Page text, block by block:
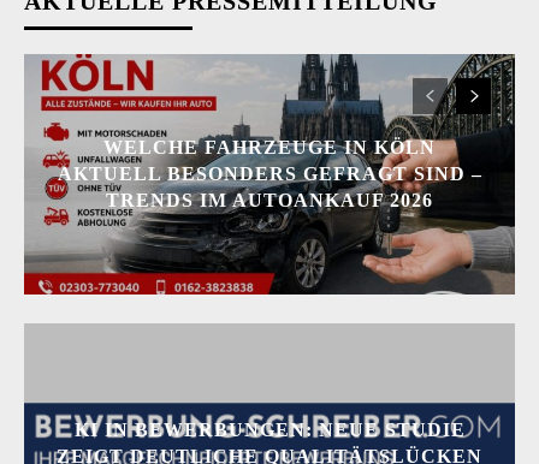
WELCHE FAHRZEUGE IN KÖLN
AKTUELL BESONDERS GEFRAGT SIND –
TRENDS IM AUTOANKAUF 2026
KI IN BEWERBUNGEN: NEUE STUDIE
ZEIGT DEUTLICHE QUALITÄTSLÜCKEN